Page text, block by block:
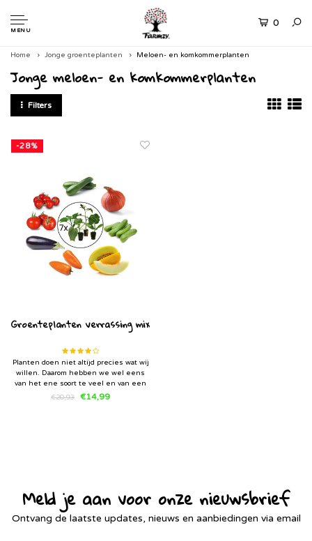
MENU
0
Home Jonge groenteplanten Meloen- en komkommerplanten
Jonge meloen- en komkommerplanten
Filters
-28%
Groenteplanten verrassing mix
Planten doen niet altijd precies wat wij
willen. Daarom hebben we wel eens
van het ene soort te veel en van een
ander soort te weinig. In deze mix van
€20,93 €14,99
Meld je aan voor onze nieuwsbrief
Ontvang de laatste updates, nieuws en aanbiedingen via email